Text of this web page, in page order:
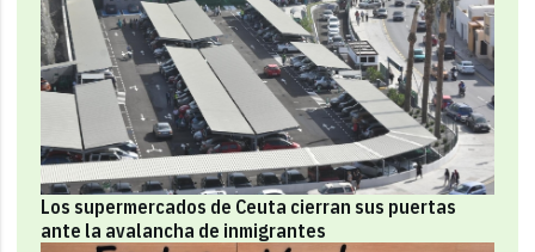
Los supermercados de Ceuta cierran sus puertas
ante la avalancha de inmigrantes